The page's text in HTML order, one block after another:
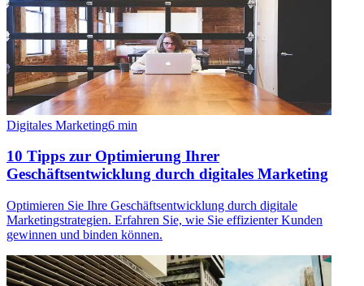
Digitales Marketing6 min
10 Tipps zur Optimierung Ihrer
Geschäftsentwicklung durch digitales Marketing
Optimieren Sie Ihre Geschäftsentwicklung durch digitale
Marketingstrategien. Erfahren Sie, wie Sie effizienter Kunden
gewinnen und binden können.